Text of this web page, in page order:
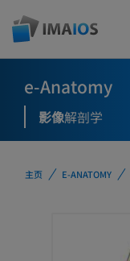
e-Anatomy
影像解剖学
主页 E-ANATOMY